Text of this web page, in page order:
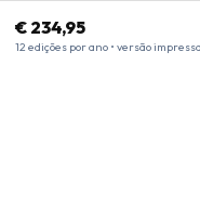
€ 234,95
12 edições por ano • versão